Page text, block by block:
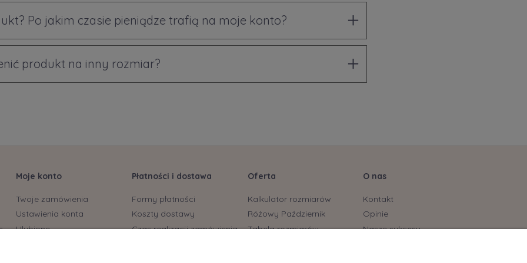
Po jakim czasie pieniądze trafią na moje konto?
produkt na inny rozmiar?
Moje konto
Twoje zamówienia
Ustawienia konta
Ulubione
Płatności i dostawa
Formy płatności
Koszty dostawy
Czas realizacji zamówienia
Oferta
Kalkulator rozmiarów
Różowy Październik
Tabela rozmiarów
O nas
Kontakt
Opinie
Nasze sukcesy